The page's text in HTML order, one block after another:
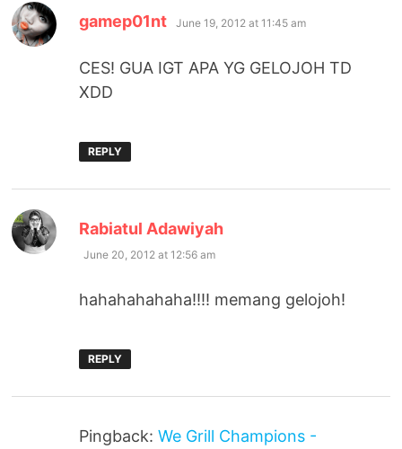
gamep01nt says:
June 19, 2012 at 11:45 am
CES! GUA IGT APA YG GELOJOH TD
XDD
REPLY
Rabiatul Adawiyah
June 20, 2012 at 12:56 am
hahahahahaha!!!! memang gelojoh!
REPLY
Pingback:We Grill Champions -